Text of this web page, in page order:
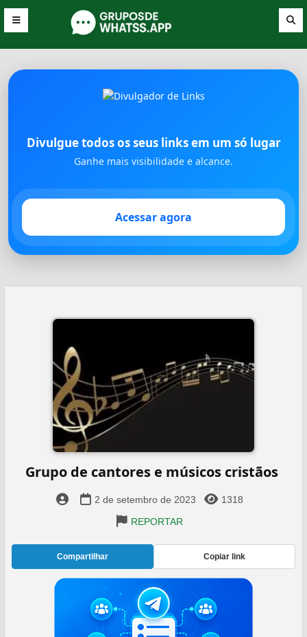
Divulgue todos os seus links em um só lugar
Ganhe mais visibilidade e alcance.
Acessar agora
Grupo de cantores e músicos cristãos ️
2 de setembro de 2023
1318
REPORTAR
Compartilhar Copiar link